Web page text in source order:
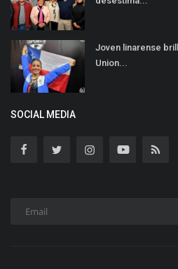
Joven linarense
Union...
SOCIAL MEDIA